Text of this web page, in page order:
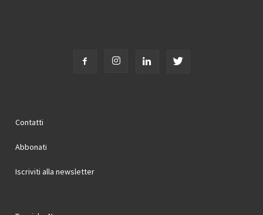
Contatti
Abbonati
Iscriviti alla newsletter